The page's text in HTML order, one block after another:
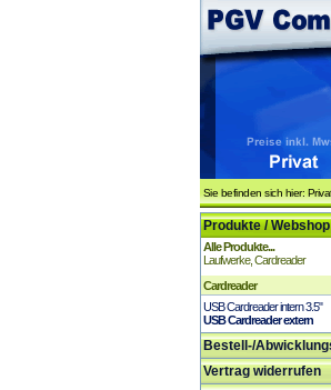
Sie befinden sich hier:
Produkte / Webshop
Alle Produkte...
Laufwerke, Cardreader
Cardreader
USB Cardreader intern 3.5"
USB Cardreader extern
Bestell-/
Vertrag widerrufen